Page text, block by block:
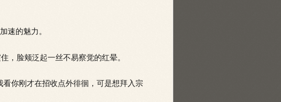
的魅力。
脸颊泛起一丝不易察觉的红晕。
你刚才在招收点外徘徊，可是想拜入宗